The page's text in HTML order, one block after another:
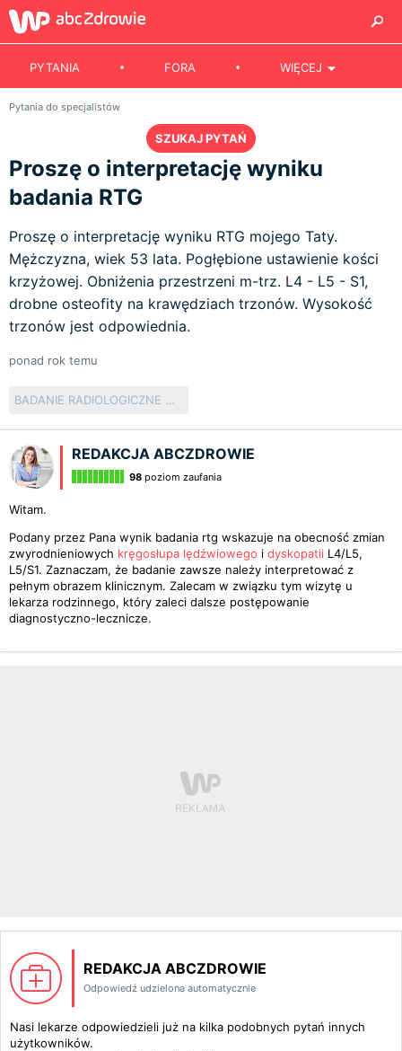
PYTANIA FORA WIĘCEJ
Pytania do specjalistów
SZUKAJ PYTAŃ
Proszę o interpretację wyniku
badania RTG
Proszę o interpretację wyniku RTG mojego Taty.
Mężczyzna, wiek 53 lata. Pogłębione ustawienie kości
krzyżowej. Obniżenia przestrzeni m-trz. L4 - L5 - S1,
drobne osteofity na krawędziach trzonów. Wysokość
trzonów jest odpowiednia.
ponad rok temu
BADANIE RADIOLOGICZNE W ORTOPEDII I TRAUMATOLOGII
REDAKCJA ABCZDROWIE
98 poziom zaufania
Witam.
Podany przez Pana wynik badania rtg wskazuje na obecność zmian
zwyrodnieniowych kręgosłupa lędźwiowego i dyskopatii L4/L5,
L5/S1. Zaznaczam, że badanie zawsze należy interpretować z
pełnym obrazem klinicznym. Zalecam w związku tym wizytę u
lekarza rodzinnego, który zaleci dalsze postępowanie
diagnostyczno-lecznicze.
REDAKCJA ABCZDROWIE
Odpowiedź udzielona automatycznie
Nasi lekarze odpowiedzieli już na kilka podobnych pytań innych
użytkowników.